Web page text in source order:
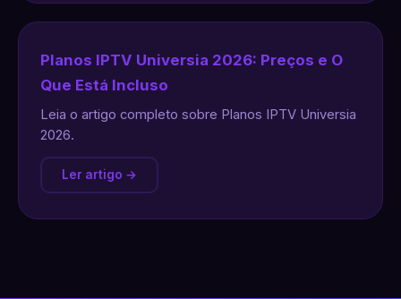
Planos IPTV Universia 2026: Preços e O
Que Está Incluso
Leia o artigo completo sobre Planos IPTV Universia
2026.
Ler artigo →